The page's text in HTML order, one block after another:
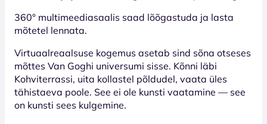
360° multimeediasaalis saad lõõgastuda ja lasta
mõtetel lennata.
Virtuaalreaalsuse kogemus asetab sind sõna otseses
mõttes Van Goghi universumi sisse. Kõnni läbi
Kohviterrassi, uita kollastel põldudel, vaata üles
tähistaeva poole. See ei ole kunsti vaatamine — see
on kunsti sees kulgemine.